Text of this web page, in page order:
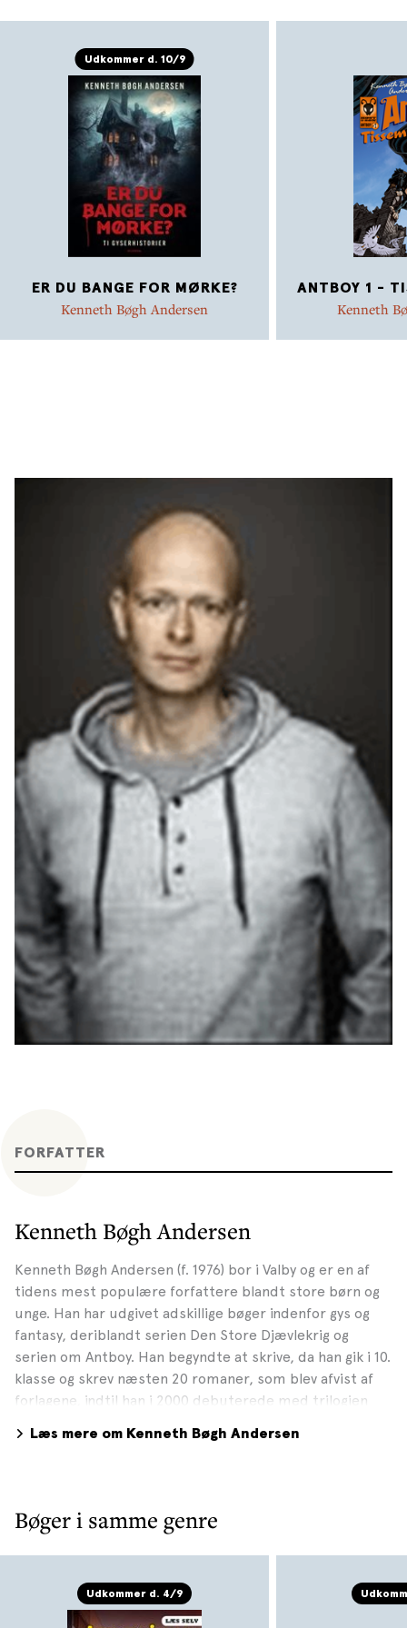
Udkommer d. 10/9
ER DU BANGE FOR MØRKE?
Kenneth Bøgh Andersen
ANTBOY 1 -
Kenneth
FORFATTER
Kenneth Bøgh Andersen
Kenneth Bøgh Andersen (f. 1976) bor i Valby og er en af
tidens mest populære forfattere blandt store børn og
unge. Han har udgivet adskillige bøger indenfor gys og
fantasy, deriblandt serien Den Store Djævlekrig og
serien om Antboy. Han begyndte at skrive, da han gik i 10.
klasse og skrev næsten 20 romaner, som blev afvist af
forlagene, indtil han i 2000 debuterede med trilogien
temaer og emner som ondskab, døden, Gud, skæbnen
solgt til filmatisering, herunder Antboy, der er blevet en
stor succes i ind-og udland. Kenneth er stor fan af
Stephen King og Bruce Lee og har gået til fem forskellige
end til det hvide bælte. Han skriver, når han har lyst, og
han skriver, når han ikke har. Bibliografi: Debuterede i
Læs mere om Kenneth Bøgh Andersen
Bøger i samme genre
Udkommer d. 4/9